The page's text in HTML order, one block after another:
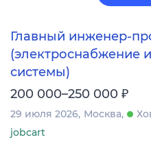
Главный
(электроснабжение
системы)
200 000–250 000 ₽
29 июля 2026 Москва
jobcart